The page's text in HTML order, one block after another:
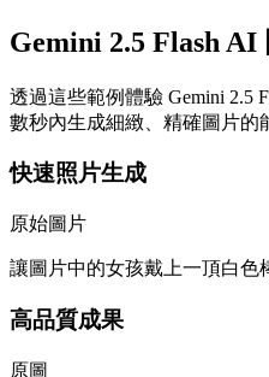
Gemini 2.5 Flash AI
透過這些範例體驗 Gemini 2.5
數秒內生成細緻、精確圖片的
快速照片生成
原始圖片
讓圖片中的女孩戴上一頂白色
高品質成果
原圖